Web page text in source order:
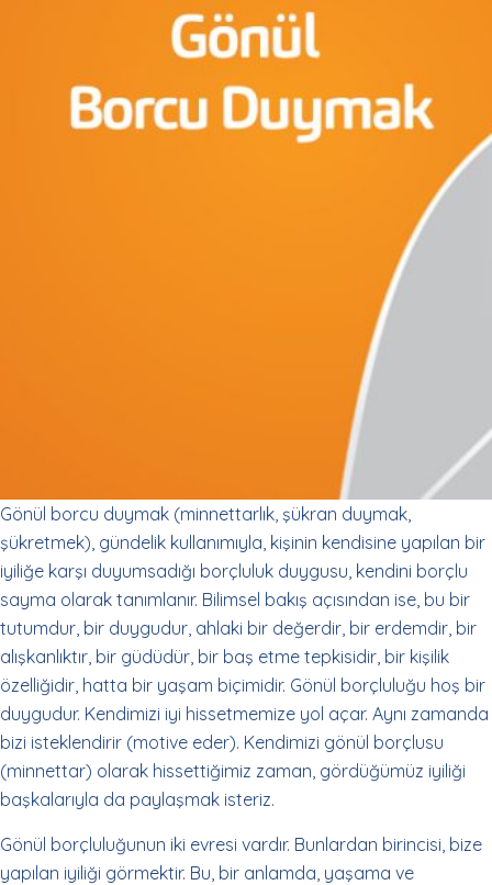
Gönül borcu duymak (minnettarlık, şükran duymak,
şükretmek), gündelik kullanımıyla, kişinin kendisine yapılan bir
iyiliğe karşı duyumsadığı borçluluk duygusu, kendini borçlu
sayma olarak tanımlanır. Bilimsel bakış açısından ise, bu bir
tutumdur, bir duygudur, ahlaki bir değerdir, bir erdemdir, bir
alışkanlıktır, bir güdüdür, bir baş etme tepkisidir, bir kişilik
özelliğidir, hatta bir yaşam biçimidir. Gönül borçluluğu hoş bir
duygudur. Kendimizi iyi hissetmemize yol açar. Aynı zamanda
bizi isteklendirir (motive eder). Kendimizi gönül borçlusu
(minnettar) olarak hissettiğimiz zaman, gördüğümüz iyiliği
başkalarıyla da paylaşmak isteriz.
Gönül borçluluğunun iki evresi vardır. Bunlardan birincisi, bize
yapılan iyiliği görmektir. Bu, bir anlamda, yaşama ve